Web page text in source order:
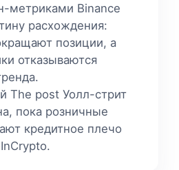
метриками Binance
расхождения:
позиции, а
отказываются
The post Уолл-стрит
пока розничные
кредитное плечо